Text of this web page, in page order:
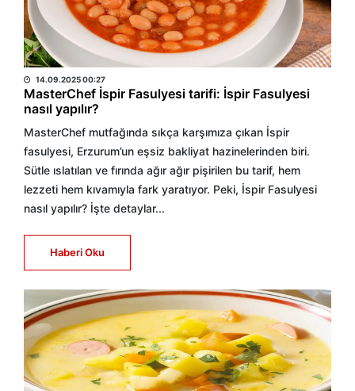
HABER MERKEZİ
14.09.2025 00:27
MasterChef İspir Fasulyesi tarifi: İspir Fasulyesi
nasıl yapılır?
MasterChef mutfağında sıkça karşımıza çıkan İspir
fasulyesi, Erzurum’un eşsiz bakliyat hazinelerinden biri.
Sütle ıslatılan ve fırında ağır ağır pişirilen bu tarif, hem
lezzeti hem kıvamıyla fark yaratıyor. Peki, İspir Fasulyesi
nasıl yapılır? İşte detaylar...
Haberi Oku